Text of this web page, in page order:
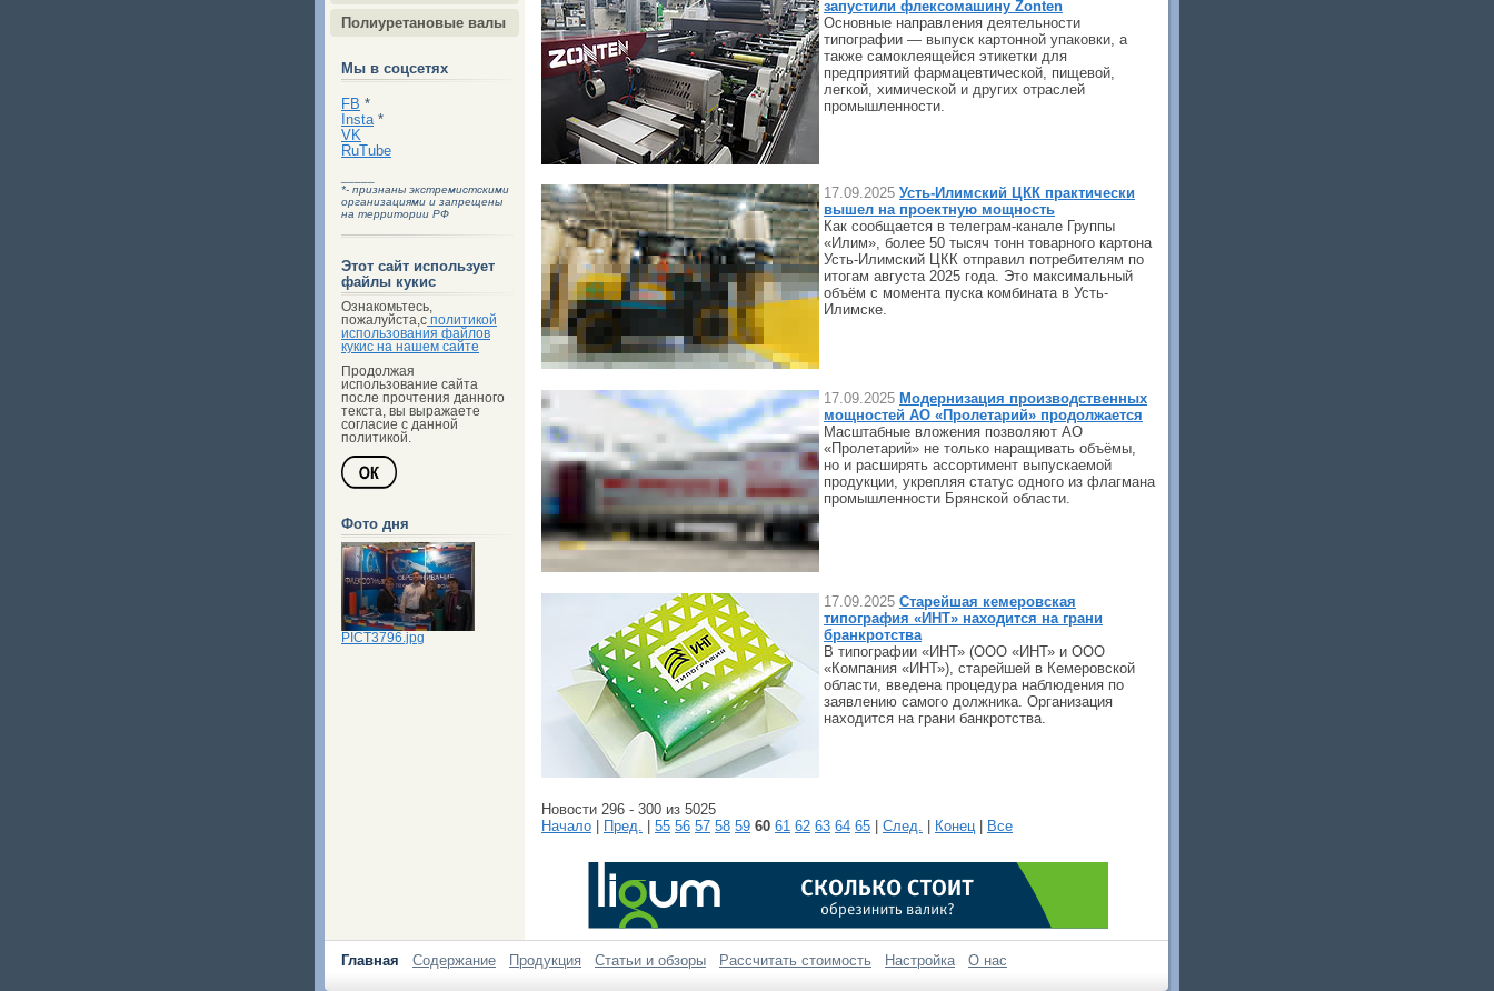
Полиуретановые валы
Мы в соцсетях
FB *
Insta *
VK
RuTube
*- признаны экстремистскими
организациями и запрещены
на территории РФ
Этот сайт использует
файлы кукис
Ознакомьтесь,
пожалуйста,с политикой
использования файлов
кукис на нашем сайте
Продолжая
использование сайта
после прочтения данного
текста, вы выражаете
согласие с данной
политикой.
Фото дня
PICT3796.jpg
запустили флексомашину Zonten
Основные направления деятельности
типографии — выпуск картонной упаковки, а
также самоклеящейся этикетки для
предприятий фармацевтической, пищевой,
легкой, химической и других отраслей
промышленности.
17.09.2025 Усть-Илимский ЦКК практически
вышел на проектную мощность
Как сообщается в телеграм-канале Группы
«Илим», более 50 тысяч тонн товарного картона
Усть-Илимский ЦКК отправил потребителям по
итогам августа 2025 года. Это максимальный
объём с момента пуска комбината в Усть-
Илимске.
17.09.2025 Модернизация производственных
мощностей АО «Пролетарий» продолжается
Масштабные вложения позволяют АО
«Пролетарий» не только наращивать объёмы,
но и расширять ассортимент выпускаемой
продукции, укрепляя статус одного из флагмана
промышленности Брянской области.
17.09.2025 Старейшая кемеровская
типография «ИНТ» находится на грани
бранкротства
В типографии «ИНТ» (ООО «ИНТ» и ООО
«Компания «ИНТ»), старейшей в Кемеровской
области, введена процедура наблюдения по
заявлению самого должника. Организация
находится на грани банкротства.
Новости 296 - 300 из 5025
Начало
Пред. 55 56 57 58 59 60 61 62 63 64 65 След. Конец Все
Главная Содержание Продукция Статьи и обзоры Рассчитать стоимость Настройка О нас